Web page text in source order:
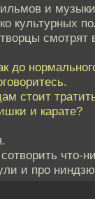
и
культурных
смотрят
до
стоит
и карате?
что-
и про